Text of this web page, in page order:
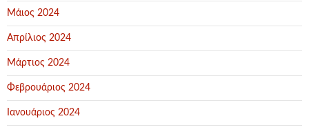
Μάιος 2024
Απρίλιος 2024
Μάρτιος 2024
Φεβρουάριος 2024
Ιανουάριος 2024